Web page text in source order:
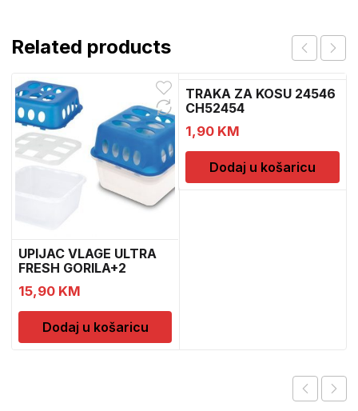
Related products
UPIJAC VLAGE ULTRA
FRESH GORILA+2
DOPUNE
15,90 KM
Dodaj u košaricu
TRAKA ZA KOSU 24546
CH52454
1,90 KM
Dodaj u košaricu